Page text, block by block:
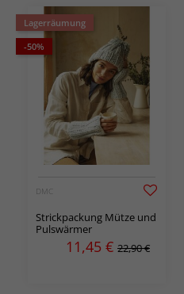
Lagerräumung
-50%
DMC
Strickpackung Mütze und
Pulswärmer
11,45 € 22,90 €